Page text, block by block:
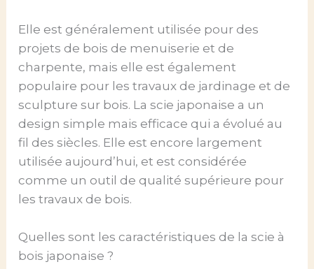
Elle est généralement utilisée pour des
projets de bois de menuiserie et de
charpente, mais elle est également
populaire pour les travaux de jardinage et de
sculpture sur bois. La scie japonaise a un
design simple mais efficace qui a évolué au
fil des siècles. Elle est encore largement
utilisée aujourd’hui, et est considérée
comme un outil de qualité supérieure pour
les travaux de bois.
Quelles sont les caractéristiques de la scie à
bois japonaise ?